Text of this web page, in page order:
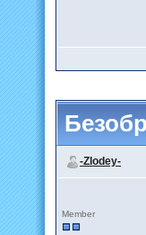
-Zlodey-
Member